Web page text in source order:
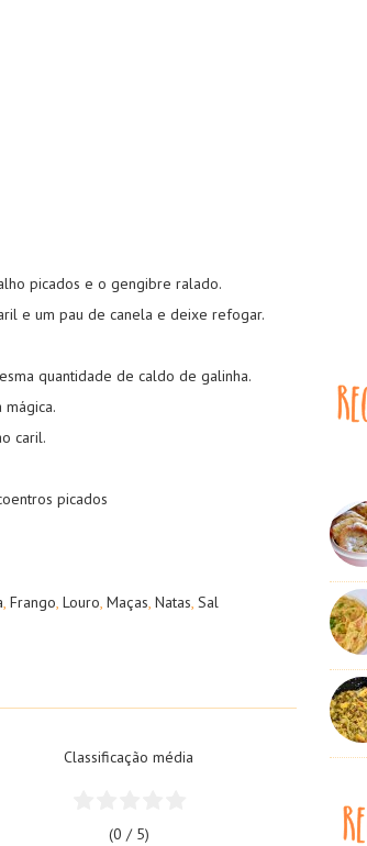
picados e o gengibre ralado.
e um pau de canela e deixe refogar.
quantidade de caldo de galinha.
caril.
picados
, Frango, Louro, Maças, Natas, Sal
Classificação média
(0 / 5)